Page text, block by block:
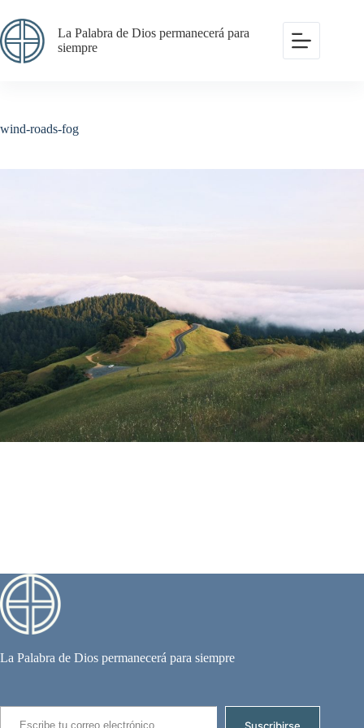
al
contenido
La Palabra de Dios permanecerá para
siempre
wind-roads-fog
La Palabra de Dios permanecerá para siempre
Escribe tu correo electrónico…